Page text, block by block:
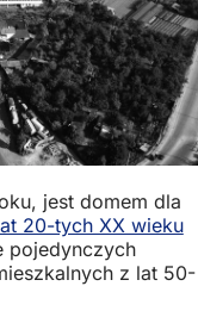
jest domem dla
20-tych XX wieku
pojedynczych
z lat 50-